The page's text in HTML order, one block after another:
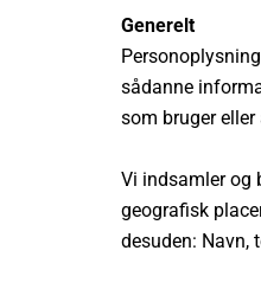
Generelt
sådanne
som bruger
Vi indsamler og
geografisk
desuden: Navn,